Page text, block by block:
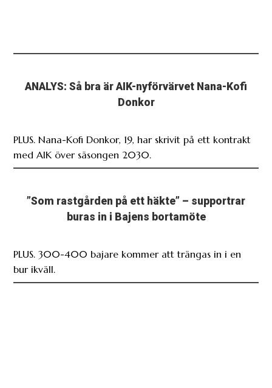
ANALYS: Så bra är AIK-nyförvärvet Nana-Kofi
Donkor
PLUS. Nana-Kofi Donkor, 19, har skrivit på ett kontrakt
med AIK över säsongen 2030.
”Som rastgården på ett häkte” – supportrar
buras in i Bajens bortamöte
PLUS. 300-400 bajare kommer att trängas in i en
bur ikväll.